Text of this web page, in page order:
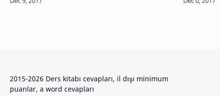
talep
2015-2026 Ders kitabı cevapları, il dışı minimum
puanlar, a word cevapları